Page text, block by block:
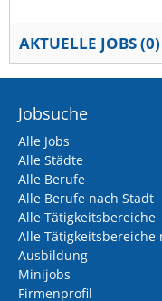
AKTUELLE JOBS (0)
Jobsuche
Alle Jobs
Alle Städte
Alle Berufe
Alle Berufe nach Stadt
Alle Tätigkeitsbereiche
Alle Tätigkeitsbereiche
Ausbildung
Minijobs
Firmenprofil